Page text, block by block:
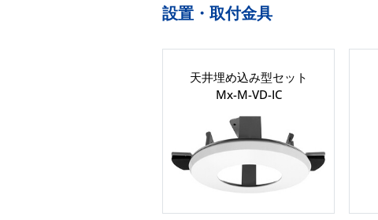
設置・取付金具
天井埋め込み型セット
Mx-M-VD-IC